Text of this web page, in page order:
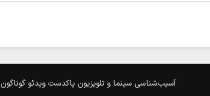
آسیب‌شناسی سینما و تلویزیون پاکدست ویدئو گوناگون